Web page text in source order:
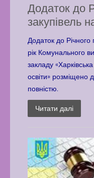
Додаток до
закупівель
Додаток до Річного
рік Комунального
закладу
освіти» розміщено
повністю.
Читати далі